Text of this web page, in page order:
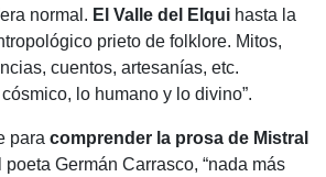
normal. El Valle del Elqui hasta la
prieto de folklore. Mitos,
cuentos, artesanías, etc.
lo humano y lo divino”.
para comprender la prosa de Mistral
Germán Carrasco, “nada más